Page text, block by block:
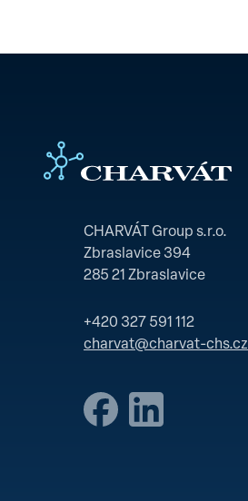
CHARVÁT Group s.r.o.
Zbraslavice 394
285 21 Zbraslavice
+420 327 591 112
charvat@charvat-chs.cz